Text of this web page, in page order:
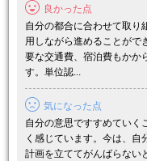
通して学んでいきます。
多様化する現在の ...
良かった点
自分の都合に合わせて取り
用しながら進めることがで
要な交通費、宿泊費もかか
す。単位認...
気になった点
自分の意思ですすめていく
く感じています。今は、自
計画を立ててがんばらない